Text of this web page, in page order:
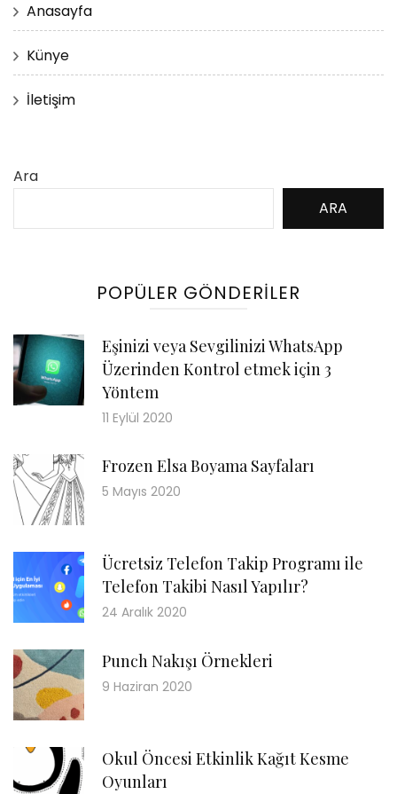
Anasayfa
Künye
İletişim
Ara
ARA
POPÜLER GÖNDERILER
Eşinizi veya Sevgilinizi WhatsApp
Üzerinden Kontrol etmek için 3
Yöntem
11 Eylül 2020
Frozen Elsa Boyama Sayfaları
5 Mayıs 2020
Ücretsiz Telefon Takip Programı ile
Telefon Takibi Nasıl Yapılır?
24 Aralık 2020
Punch Nakışı Örnekleri
9 Haziran 2020
Okul Öncesi Etkinlik Kağıt Kesme
Oyunları